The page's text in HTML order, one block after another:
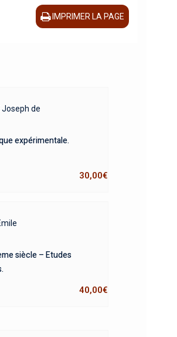
IMPRIMER LA PAGE
Joseph de
expérimentale.
30,00€
siècle – Etudes
40,00€